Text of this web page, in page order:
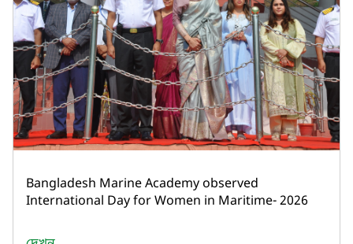
Bangladesh Marine Academy observed
International Day for Women in Maritime- 2026